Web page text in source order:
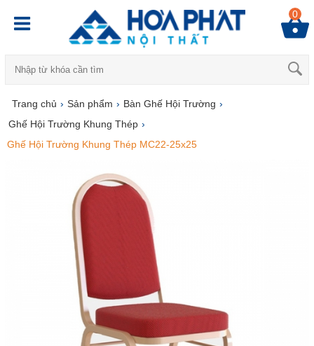
0
Trang chủ › Sản phẩm › Bàn Ghế Hội Trường ›
Ghế Hội Trường Khung Thép ›
Ghế Hội Trường Khung Thép MC22-25x25